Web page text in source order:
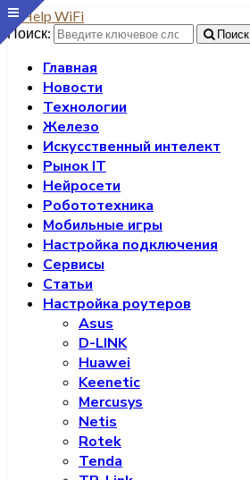
Поиск: Поиск
Главная
Новости
Технологии
Железо
Искусственный интелект
Рынок IT
Нейросети
Робототехника
Мобильные игры
Настройка подключения
Сервисы
Статьи
Настройка роутеров
Asus
D-LINK
Huawei
Keenetic
Mercusys
Netis
Rotek
Tenda